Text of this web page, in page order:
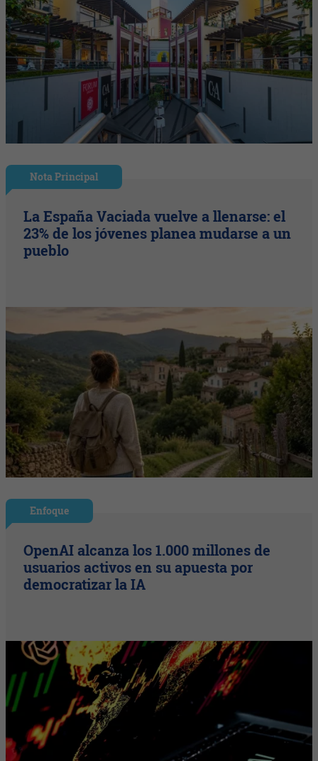
Nota Principal
La España Vaciada vuelve a llenarse: el
23% de los jóvenes planea mudarse a un
pueblo
Enfoque
OpenAI alcanza los 1.000 millones de
usuarios activos en su apuesta por
democratizar la IA